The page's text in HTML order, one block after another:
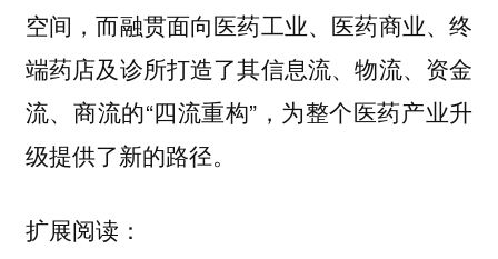
空间，而融贯面向医药工业、医药商业、终
端药店及诊所打造了其信息流、物流、资金
流、商流的“四流重构”，为整个医药产业升
级提供了新的路径。
扩展阅读：